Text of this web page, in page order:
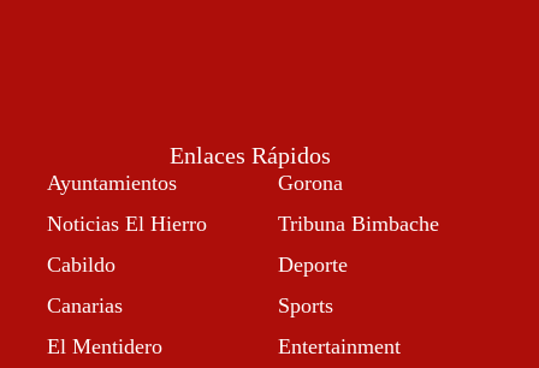
Enlaces Rápidos
Ayuntamientos
Noticias El Hierro
Cabildo
Canarias
El Mentidero
Gorona
Tribuna Bimbache
Deporte
Sports
Entertainment